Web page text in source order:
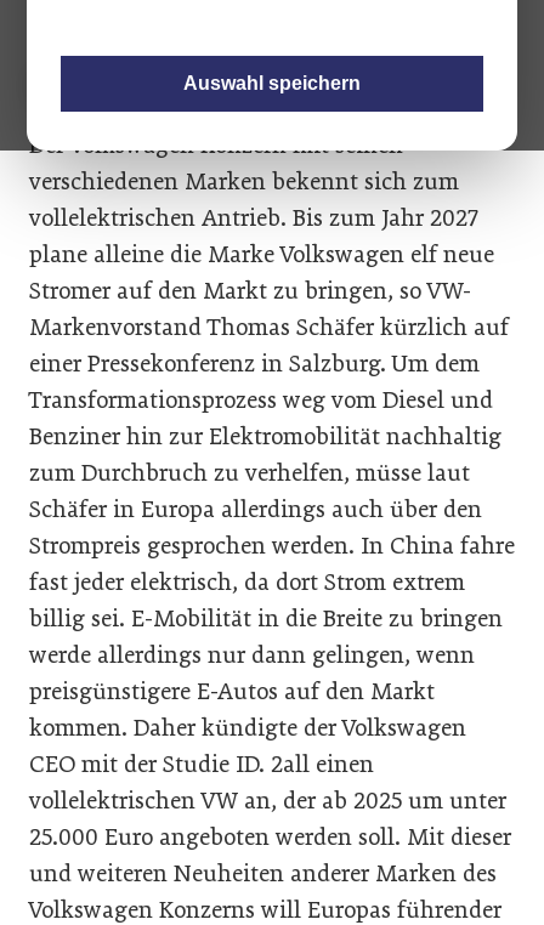
Auswahl speichern
Der Volkswagen Konzern mit seinen
verschiedenen Marken bekennt sich zum
vollelektrischen Antrieb. Bis zum Jahr 2027
plane alleine die Marke Volkswagen elf neue
Stromer auf den Markt zu bringen, so VW-
Markenvorstand Thomas Schäfer kürzlich auf
einer Pressekonferenz in Salzburg. Um dem
Transformationsprozess weg vom Diesel und
Benziner hin zur Elektromobilität nachhaltig
zum Durchbruch zu verhelfen, müsse laut
Schäfer in Europa allerdings auch über den
Strompreis gesprochen werden. In China fahre
fast jeder elektrisch, da dort Strom extrem
billig sei. E-Mobilität in die Breite zu bringen
werde allerdings nur dann gelingen, wenn
preisgünstigere E-Autos auf den Markt
kommen. Daher kündigte der Volkswagen
CEO mit der Studie ID. 2all einen
vollelektrischen VW an, der ab 2025 um unter
25.000 Euro angeboten werden soll. Mit dieser
und weiteren Neuheiten anderer Marken des
Volkswagen Konzerns will Europas führender